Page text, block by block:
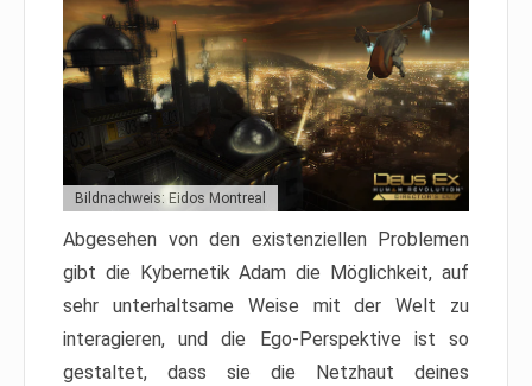
Bildnachweis: Eidos Montreal
Abgesehen von den existenziellen Problemen
gibt die Kybernetik Adam die Möglichkeit, auf
sehr unterhaltsame Weise mit der Welt zu
interagieren, und die Ego-Perspektive ist so
gestaltet, dass sie die Netzhaut deines